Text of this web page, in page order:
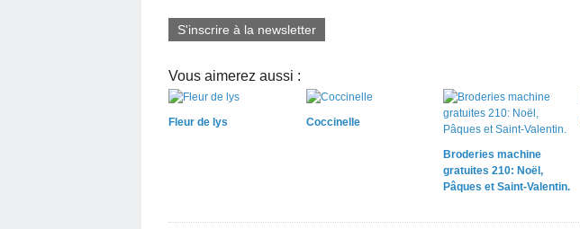
S'inscrire à la newsletter
Vous aimerez aussi :
Fleur de lys Coccinelle
Broderies machine
gratuites 210: Noël,
Pâques et Saint-Valentin.